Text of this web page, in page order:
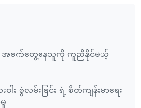
င့် အခက်တွေ့နေသူကို ကူညီနိုင်မယ့်
း စွဲလမ်းခြင်း ရဲ့ စိတ်ကျန်းမာရေး